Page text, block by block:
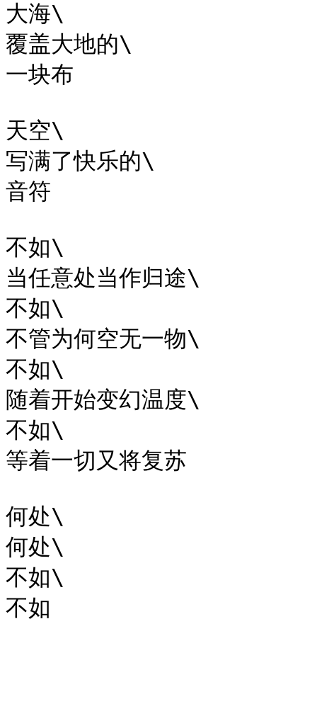
大海\
覆盖大地的\
一块布
天空\
写满了快乐的\
音符
不如\
当任意处当作归途\
不如\
不管为何空无一物\
不如\
随着开始变幻温度\
不如\
等着一切又将复苏
何处\
何处\
不如\